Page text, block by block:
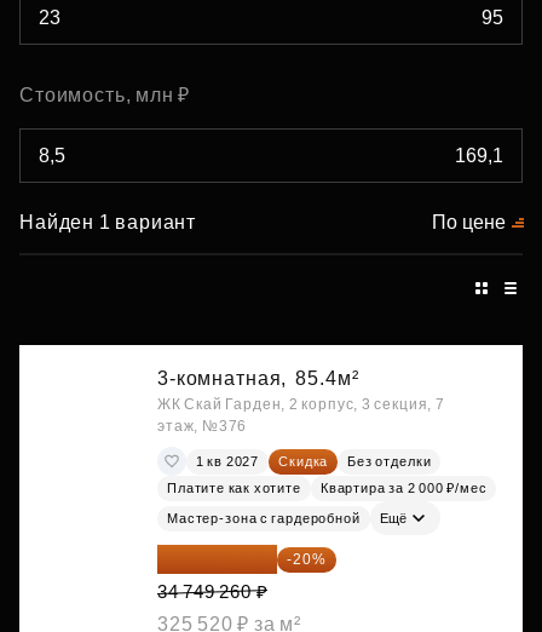
Стоимость, млн ₽
Найден 1 вариант По цене
3-комнатная, 85.4м²
ЖК Скай Гарден, 2 корпус, 3 секция, 7
этаж, №376
1 кв 2027 Скидка
Без отделки
Платите как хотите
Квартира за 2 000 ₽/мес
Мастер-зона с гардеробной Ещё
27 799 408 ₽ -20%
34 749 260 ₽
325 520 ₽ за м²